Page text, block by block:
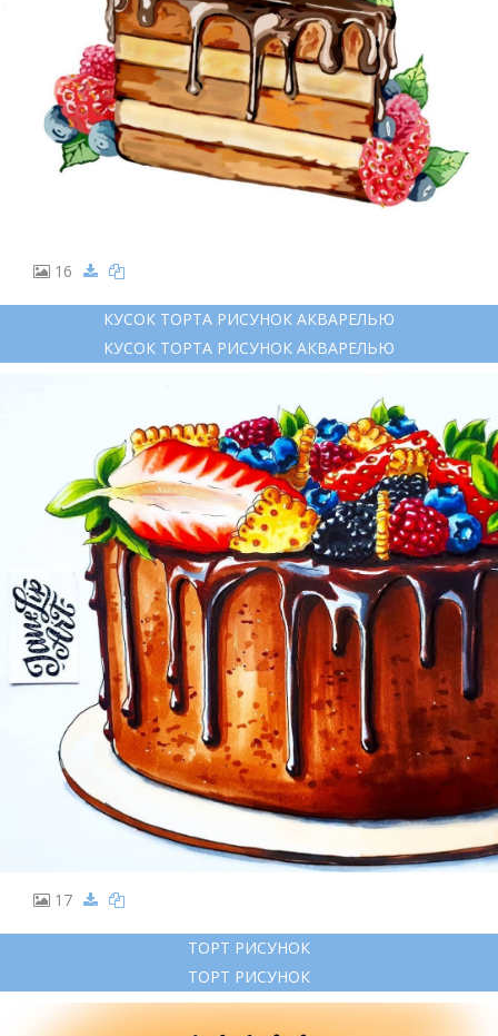
16
КУСОК ТОРТА РИСУНОК АКВАРЕЛЬЮ
КУСОК ТОРТА РИСУНОК АКВАРЕЛЬЮ
17
ТОРТ РИСУНОК
ТОРТ РИСУНОК